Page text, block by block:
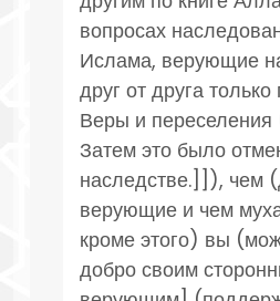
вопросах
Ислама, верующие
друг от друга
Веры и
Затем это было
наследстве.]]), чем
верующие и чем
кроме этого) вы
добро своим